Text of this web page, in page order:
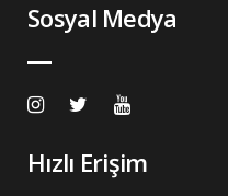
Sosyal Medya
Hızlı Erişim